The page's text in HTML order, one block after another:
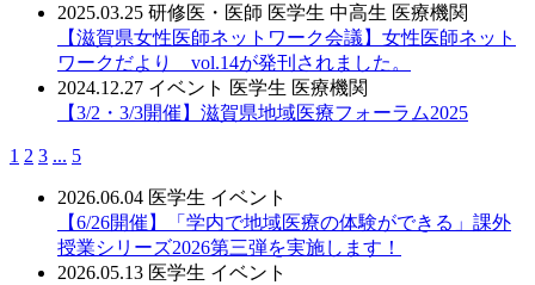
2025.03.25 研修医・医師 医学生 中高生 医療機関
【滋賀県女性医師ネットワーク会議】女性医師ネット
ワークだより vol.14が発刊されました。
2024.12.27 イベント 医学生 医療機関
【3/2・3/3開催】滋賀県地域医療フォーラム2025
1 2 3 ... 5
2026.06.04 医学生 イベント
【6/26開催】「学内で地域医療の体験ができる」課外
授業シリーズ2026第三弾を実施します！
2026.05.13 医学生 イベント